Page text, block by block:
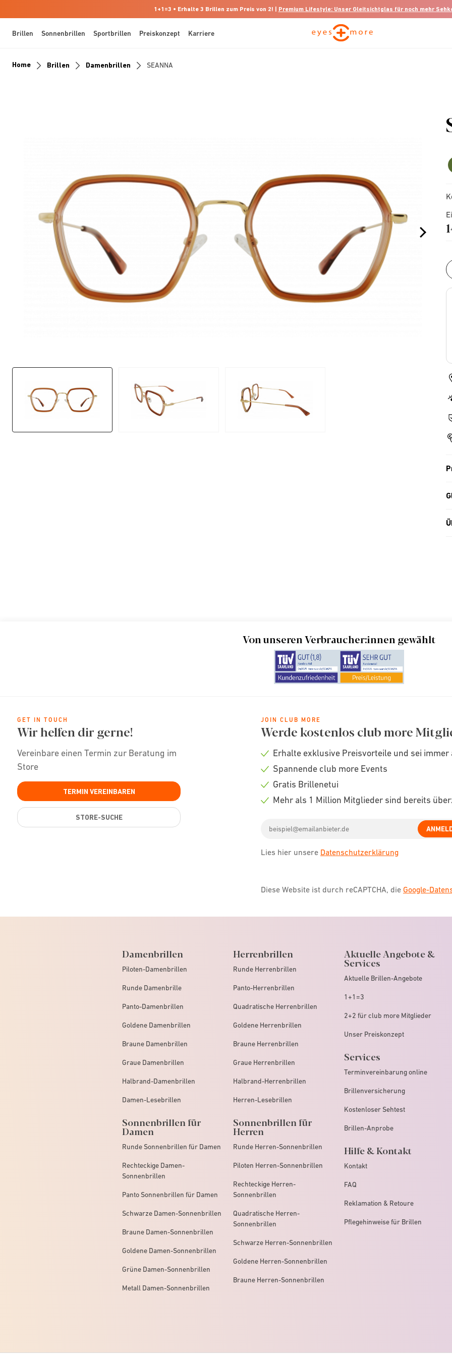
1+1=3 • Erhalte 3 Brillen zum Preis von 2! | Premium Lifestyle: Unser Gleitsichtglas für noch mehr
Brillen Sonnenbrillen Sportbrillen Preiskonzept Karriere
Home Brillen Damenbrillen SEANNA
Von unseren Verbraucher:innen gewählt
GET IN TOUCH
Wir helfen dir gerne!
Vereinbare einen Termin zur Beratung im
Store
TERMIN VEREINBAREN
STORE-SUCHE
JOIN CLUB MORE
Werde kostenlos club more
Check
Erhalte exklusive Preisvorteile und sei
Check
Spannende club more Events
Check
Gratis Brillenetui
Mehr als 1 Million Mitglieder sind bereits
address
Lies hier unsere Datenschutzerklärung
Diese Website ist durch reCAPTCHA, die Google-
Damenbrillen
Piloten-Damenbrillen
Runde Damenbrille
Panto-Damenbrillen
Goldene Damenbrillen
Braune Damenbrillen
Graue Damenbrillen
Halbrand-Damenbrillen
Damen-Lesebrillen
Sonnenbrillen für
Damen
Runde Sonnenbrillen für Damen
Rechteckige Damen-
Sonnenbrillen
Panto Sonnenbrillen für Damen
Schwarze Damen-Sonnenbrillen
Braune Damen-Sonnenbrillen
Goldene Damen-Sonnenbrillen
Grüne Damen-Sonnenbrillen
Metall Damen-Sonnenbrillen
Herrenbrillen
Runde Herrenbrillen
Panto-Herrenbrillen
Quadratische Herrenbrillen
Goldene Herrenbrillen
Braune Herrenbrillen
Graue Herrenbrillen
Halbrand-Herrenbrillen
Herren-Lesebrillen
Sonnenbrillen für
Herren
Runde Herren-Sonnenbrillen
Piloten Herren-Sonnenbrillen
Rechteckige Herren-
Sonnenbrillen
Quadratische Herren-
Sonnenbrillen
Schwarze Herren-Sonnenbrillen
Goldene Herren-Sonnenbrillen
Braune Herren-Sonnenbrillen
Aktuelle Angebote &
Services
Aktuelle Brillen-Angebote
1+1=3
2+2 für club more Mitglieder
Unser Preiskonzept
Services
Terminvereinbarung online
Brillenversicherung
Kostenloser Sehtest
Brillen-Anprobe
Hilfe & Kontakt
Kontakt
FAQ
Reklamation & Retoure
Pflegehinweise für Brillen